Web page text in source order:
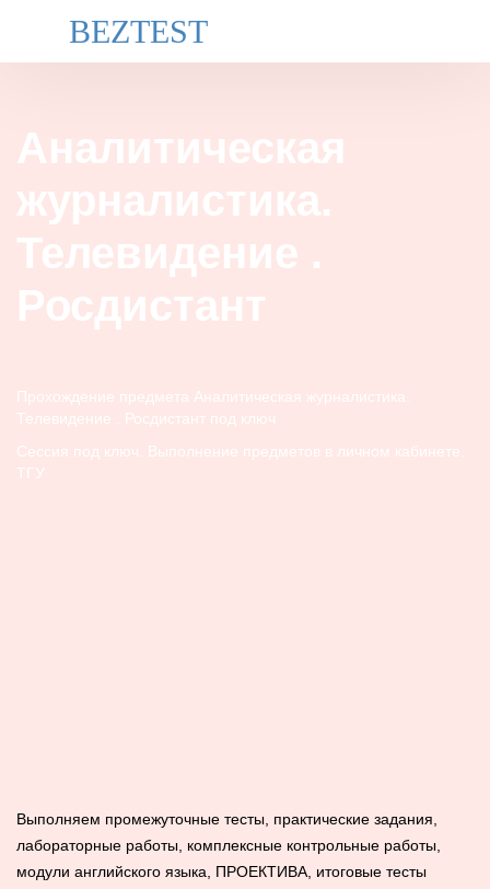
BEZTEST
Аналитическая
журналистика.
Телевидение .
Росдистант
Прохождение предмета Аналитическая журналистика.
Телевидение . Росдистант под ключ
Сессия под ключ. Выполнение предметов в личном кабинете.
ТГУ
Выполняем промежуточные тесты, практические задания,
лабораторные работы, комплексные контрольные работы,
модули английского языка, ПРОЕКТИВА, итоговые тесты